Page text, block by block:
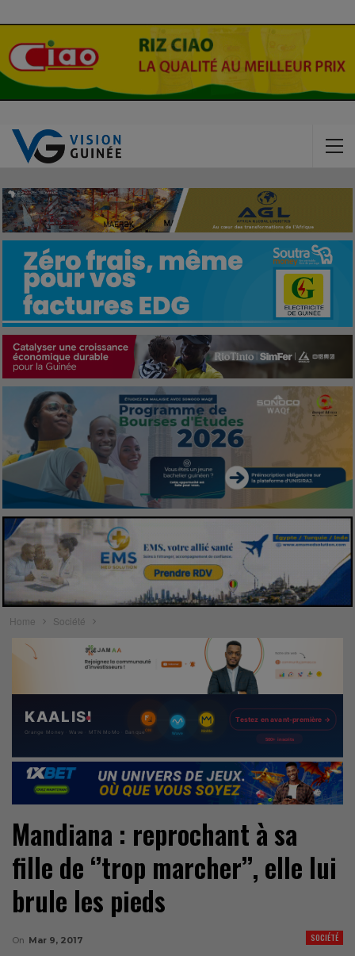
Home Société
Mandiana : reprochant à sa
fille de ‘’trop marcher’’, elle lui
brule les pieds
SOCIÉTÉ
On Mar 9, 2017